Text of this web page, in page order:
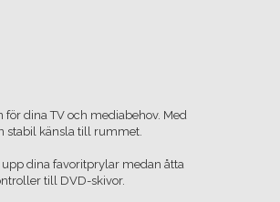
dina TV och mediabehov. Med
stabil känsla till rummet.
dina favoritprylar medan åtta
till DVD-skivor.